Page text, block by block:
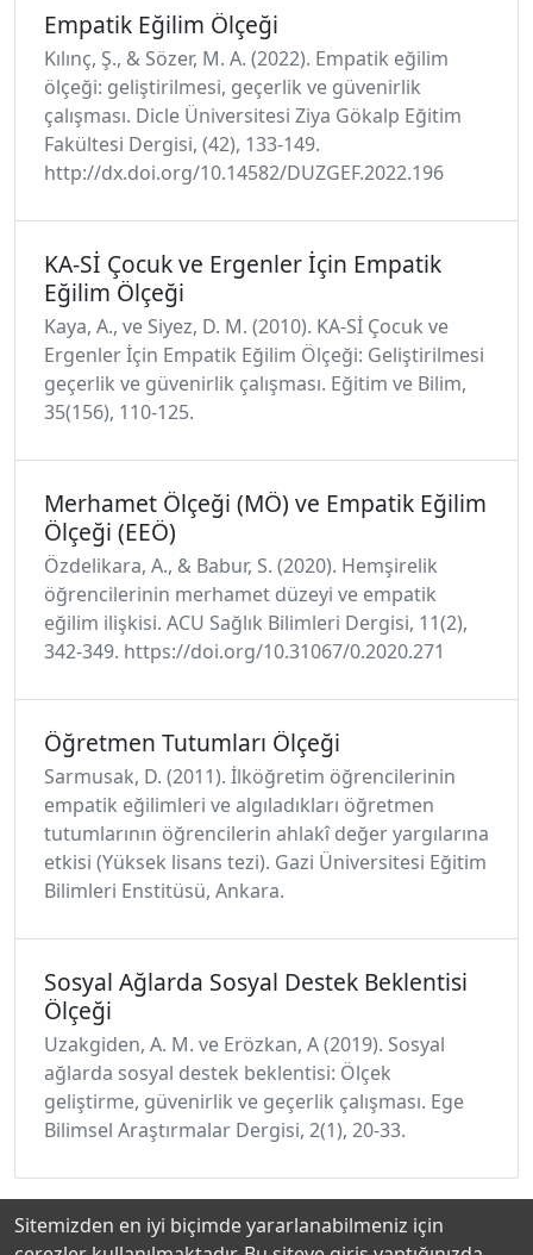
Empatik Eğilim Ölçeği
Kılınç, Ş., & Sözer, M. A. (2022). Empatik eğilim
ölçeği: geliştirilmesi, geçerlik ve güvenirlik
çalışması. Dicle Üniversitesi Ziya Gökalp Eğitim
Fakültesi Dergisi, (42), 133-149.
http://dx.doi.org/10.14582/DUZGEF.2022.196
KA-Sİ Çocuk ve Ergenler İçin Empatik
Eğilim Ölçeği
Kaya, A., ve Siyez, D. M. (2010). KA-Sİ Çocuk ve
Ergenler İçin Empatik Eğilim Ölçeği: Geliştirilmesi
geçerlik ve güvenirlik çalışması. Eğitim ve Bilim,
35(156), 110-125.
Merhamet Ölçeği (MÖ) ve Empatik Eğilim
Ölçeği (EEÖ)
Özdelikara, A., & Babur, S. (2020). Hemşirelik
öğrencilerinin merhamet düzeyi ve empatik
eğilim ilişkisi. ACU Sağlık Bilimleri Dergisi, 11(2),
342-349. https://doi.org/10.31067/0.2020.271
Öğretmen Tutumları Ölçeği
Sarmusak, D. (2011). İlköğretim öğrencilerinin
empatik eğilimleri ve algıladıkları öğretmen
tutumlarının öğrencilerin ahlakî değer yargılarına
etkisi (Yüksek lisans tezi). Gazi Üniversitesi Eğitim
Bilimleri Enstitüsü, Ankara.
Sosyal Ağlarda Sosyal Destek Beklentisi
Ölçeği
Uzakgiden, A. M. ve Erözkan, A (2019). Sosyal
ağlarda sosyal destek beklentisi: Ölçek
geliştirme, güvenirlik ve geçerlik çalışması. Ege
Bilimsel Araştırmalar Dergisi, 2(1), 20-33.
Sitemizden en iyi biçimde yararlanabilmeniz için